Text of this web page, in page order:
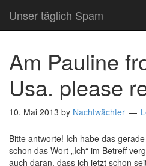
Unser täglich Spam
Am Pauline
Usa. please
10. Mai 2013 by Nachtwächter
Bitte antworte! Ich habe das
schon das Wort „Ich“ im Betreff
auch daran, dass ich jetzt schon